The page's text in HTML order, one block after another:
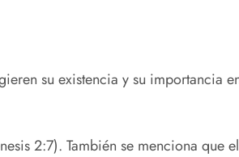
su existencia y su importancia
2:7). También se menciona que el